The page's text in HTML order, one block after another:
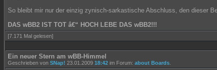
So bleibt mir nur der einzig zynisch-sarkastische Abschluss, den dieser
DAS wBB2 IST TOT â€“ HOCH LEBE DAS wBB2!!!
[7.171 Mal gelesen]
Ein neuer Stern am wBB-Himmel
Geschrieben von SNap! 23.01.2009 18:42 im Forum: about Boards